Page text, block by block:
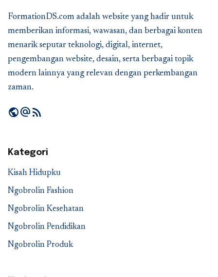
FormationDS.com adalah website yang hadir untuk
memberikan informasi, wawasan, dan berbagai konten
menarik seputar teknologi, digital, internet,
pengembangan website, desain, serta berbagai topik
modern lainnya yang relevan dengan perkembangan
zaman.
publicalternate_emailrss_feed
Kategori
Kisah Hidupku
Ngobrolin Fashion
Ngobrolin Kesehatan
Ngobrolin Pendidikan
Ngobrolin Produk